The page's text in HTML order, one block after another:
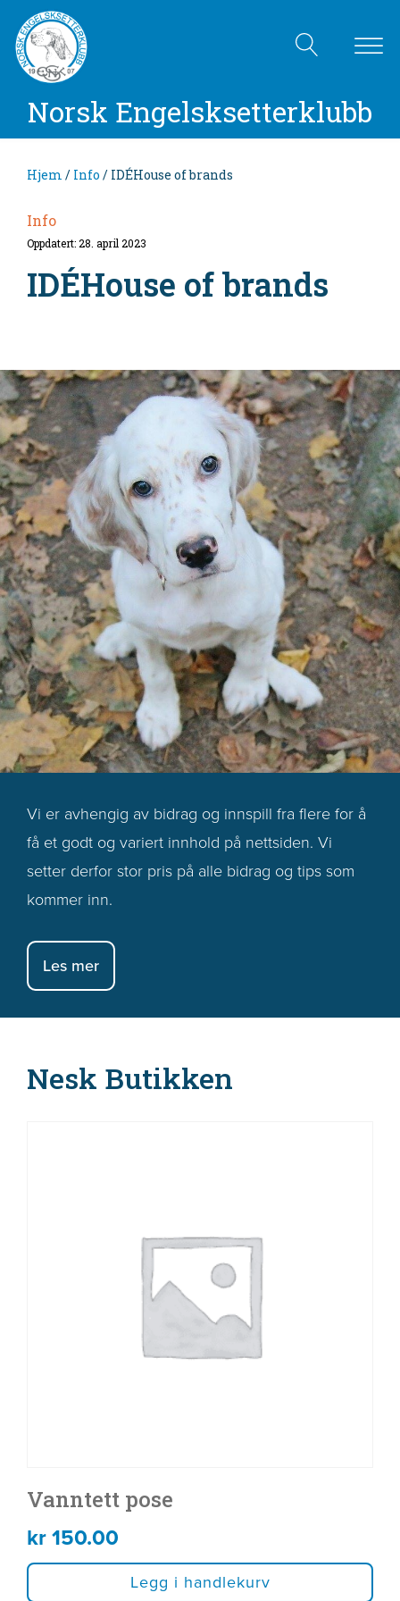
Norsk Engelsksetterklubb
Hjem / Info / IDÉHouse of brands
Info
Oppdatert: 28. april 2023
IDÉHouse of brands
Vi er avhengig av bidrag og innspill fra flere for å
få et godt og variert innhold på nettsiden. Vi
setter derfor stor pris på alle bidrag og tips som
kommer inn.
Les mer
Nesk Butikken
Vanntett pose
kr150.00
Legg i handlekurv